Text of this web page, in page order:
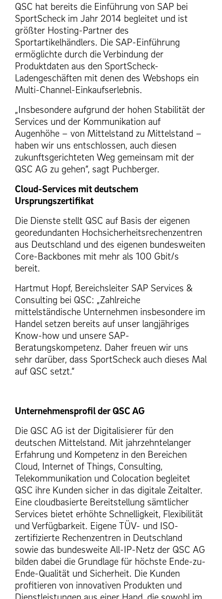
QSC hat bereits die Einführung von SAP bei
SportScheck im Jahr 2014 begleitet und ist
größter Hosting-Partner des
Sportartikelhändlers. Die SAP-Einführung
ermöglichte durch die Verbindung der
Produktdaten aus den SportScheck-
Ladengeschäften mit denen des Webshops ein
Multi-Channel-Einkaufserlebnis.
„Insbesondere aufgrund der hohen Stabilität der
Services und der Kommunikation auf
Augenhöhe – von Mittelstand zu Mittelstand –
haben wir uns entschlossen, auch diesen
zukunftsgerichteten Weg gemeinsam mit der
QSC AG zu gehen“, sagt Puchberger.
Cloud-Services mit deutschem
Ursprungszertifikat
Die Dienste stellt QSC auf Basis der eigenen
georedundanten Hochsicherheitsrechenzentren
aus Deutschland und des eigenen bundesweiten
Core-Backbones mit mehr als 100 Gbit/s
bereit.
Hartmut Hopf, Bereichsleiter SAP Services &
Consulting bei QSC: „Zahlreiche
mittelständische Unternehmen insbesondere im
Handel setzen bereits auf unser langjähriges
Know-how und unsere SAP-
Beratungskompetenz. Daher freuen wir uns
sehr darüber, dass SportScheck auch dieses Mal
auf QSC setzt.“
Unternehmensprofil der QSC AG
Die QSC AG ist der Digitalisierer für den
deutschen Mittelstand. Mit jahrzehntelanger
Erfahrung und Kompetenz in den Bereichen
Cloud, Internet of Things, Consulting,
Telekommunikation und Colocation begleitet
QSC ihre Kunden sicher in das digitale Zeitalter.
Eine cloudbasierte Bereitstellung sämtlicher
Services bietet erhöhte Schnelligkeit, Flexibilität
und Verfügbarkeit. Eigene TÜV- und ISO-
zertifizierte Rechenzentren in Deutschland
sowie das bundesweite All-IP-Netz der QSC AG
bilden dabei die Grundlage für höchste Ende-zu-
Ende-Qualität und Sicherheit. Die Kunden
profitieren von innovativen Produkten und